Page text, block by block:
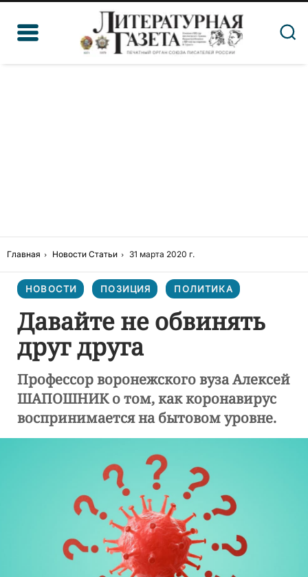
Главная Новости Статьи 31 марта 2020 г.
НОВОСТИ ПОЗИЦИЯ ПОЛИТИКА
Давайте не обвинять
друг друга
Профессор воронежского вуза Алексей
ШАПОШНИК о том, как коронавирус
воспринимается на бытовом уровне.